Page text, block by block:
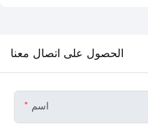
الحصول على اتصال معنا
اسم